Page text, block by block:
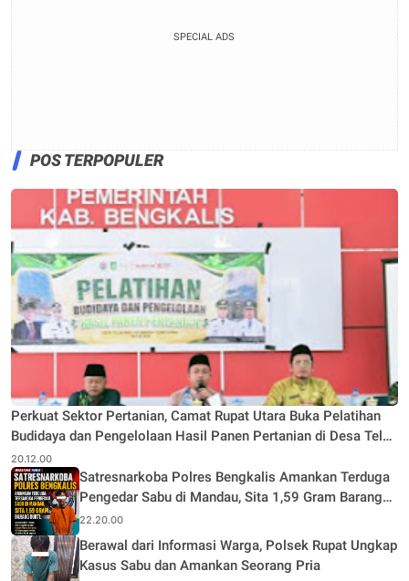
SPECIAL ADS
POS TERPOPULER
Perkuat Sektor Pertanian, Camat Rupat Utara Buka Pelatihan
Budidaya dan Pengelolaan Hasil Panen Pertanian di Desa Teluk
Rhu
20.12.00
Satresnarkoba Polres Bengkalis Amankan Terduga
Pengedar Sabu di Mandau, Sita 1,59 Gram Barang
Bukti
22.20.00
Berawal dari Informasi Warga, Polsek Rupat Ungkap
Kasus Sabu dan Amankan Seorang Pria